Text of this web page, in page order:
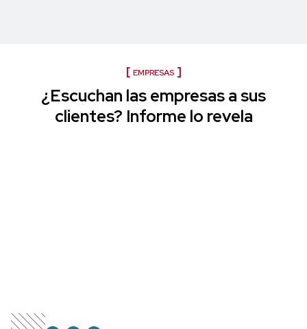
EMPRESAS
¿Escuchan las empresas a sus
clientes? Informe lo revela